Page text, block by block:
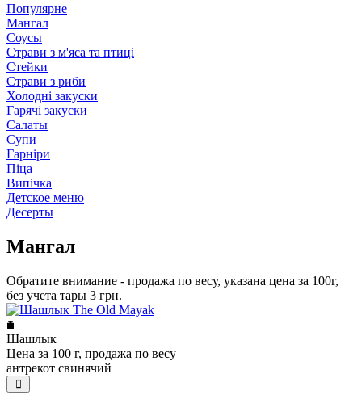
Популярне
Мангал
Соусы
Страви з м'яса та птиці
Стейки
Страви з риби
Холодні закуски
Гарячі закуски
Салаты
Супи
Гарніри
Піца
Випічка
Детское меню
Десерты
Мангал
Обратите внимание - продажа по весу, указана цена за 100г,
без учета тары 3 грн.
Шашлык
Цена за 100 г, продажа по весу
антрекот свинячий